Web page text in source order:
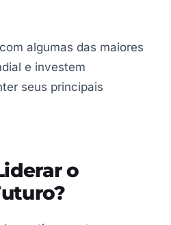
algumas das maiores
e investem
seus principais
o